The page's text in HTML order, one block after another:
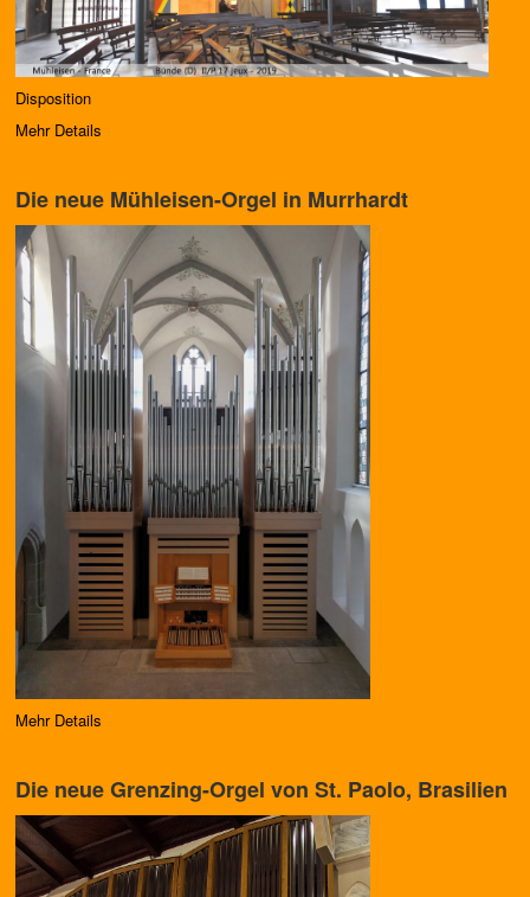
Disposition
Mehr Details
Die neue Mühleisen-Orgel in Murrhardt
Mehr Details
Die neue Grenzing-Orgel von St. Paolo, Brasilien